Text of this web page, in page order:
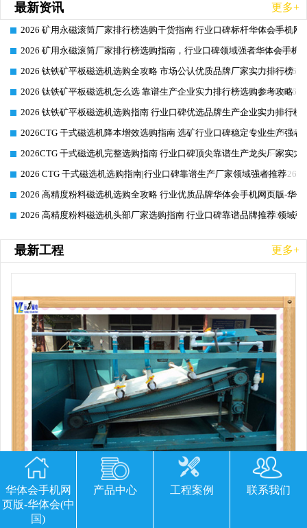
最新资讯 更多+
2026-06-26
2026 矿用永磁滚筒厂家排行榜选购干货指南 行业口碑标杆华体会手机网
2026-06-26
2026 矿用永磁滚筒厂家排行榜选购指南，行业口碑领域强者华体会手机
2026-06-26
2026 钛铁矿平板磁选机选购全攻略 市场公认优质品牌厂家实力排行榜
2026-06-26
2026 钛铁矿平板磁选机怎么选 靠谱生产企业实力排行榜选购参考攻略
2026-06-26
2026 钛铁矿平板磁选机选购指南 行业口碑优选品牌生产企业实力排行榜
2026-06-26
2026CTG 干式磁选机降本增效选购指南 选矿行业口碑稳定专业生产强者
2026-06-26
2026CTG 干式磁选机完整选购指南 行业口碑顶尖靠谱生产龙头厂家实力
2026-06-26
2026 CTG 干式磁选机选购指南|行业口碑靠谱生产厂家领域强者推荐
2026-06-26
2026 高精度粉料磁选机选购全攻略 行业优质品牌华体会手机网页版-华
2026-06-26
2026 高精度粉料磁选机头部厂家选购指南 行业口碑靠谱品牌推荐 领域
最新工程 更多+
华体会手机网
页版-华体会(中
国)
产品中心 工程案例 联系我们